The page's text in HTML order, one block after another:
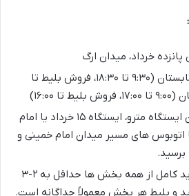
پانزده خرداد، میدان ارگ
بهار و تابستان (۹:۳۰ تا ۱۸:۳۰، فروش بلیط تا
نزدیک ترین ایستگاه مترو، ایستگاه ۱۵ خرداد یا امام
اتوبوس های مسیر میدان امام خمینی و
برسید.
برای بازدید کامل از همه بخش ها حداقل به ۲-۳
و بلیط هر بخش معمولاً جداگانه است.